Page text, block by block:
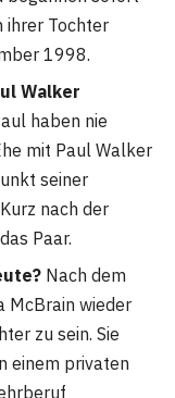
ihrer Tochter
1998​​.
Walker
haben nie
mit Paul Walker
seiner
nach der
Paar​​.
Nach dem
McBrain wieder
zu sein. Sie
einem privaten